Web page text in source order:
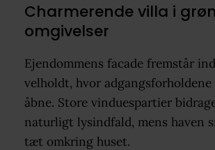
Charmerende villa i
omgivelser
Ejendommens facade fremstår
velholdt, hvor adgangsforholdene
åbne. Store vinduespartier
naturligt lysindfald, mens haven
tæt omkring huset.